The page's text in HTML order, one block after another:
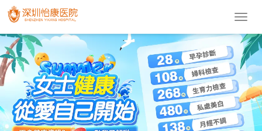
導
菜
單